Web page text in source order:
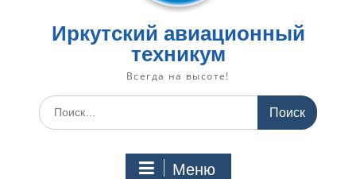
Иркутский авиационный
техникум
Всегда на высоте!
Искать:
Меню